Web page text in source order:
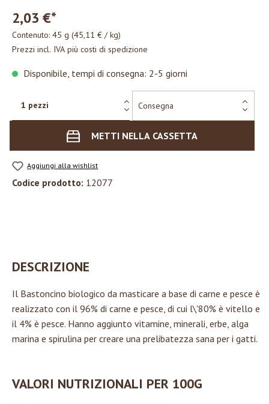
2,03 €*
Contenuto: 45 g (45,11 € / kg)
Prezzi incl. IVA più costi di spedizione
Disponibile, tempi di consegna: 2-5 giorni
METTI NELLA CASSETTA
Aggiungi alla wishlist
Codice prodotto: 12077
DESCRIZIONE
Il Bastoncino biologico da masticare a base di carne e pesce è
realizzato con il 96% di carne e pesce, di cui l\'80% è vitello e
il 4% è pesce. Hanno aggiunto vitamine, minerali, erbe, alga
marina e spirulina per creare una prelibatezza sana per i gatti.
VALORI NUTRIZIONALI PER 100G